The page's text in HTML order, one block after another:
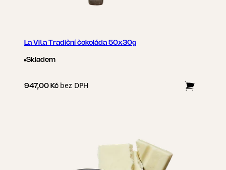
La Vita Tradiční čokoláda 50x30g
Skladem
947,00 Kč bez DPH